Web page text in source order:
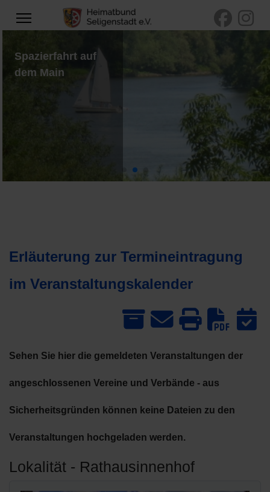
Spazierfahrt auf
dem Main
Erläuterung zur Termineintragung
im Veranstaltungskalender
Sehen Sie hier die gemeldeten Veranstaltungen der
angeschlossenen Vereine und Verbände - aus
Sicherheitsgründen können keine Dateien zu den
Veranstaltungen hochgeladen werden.
Lokalität - Rathausinnenhof